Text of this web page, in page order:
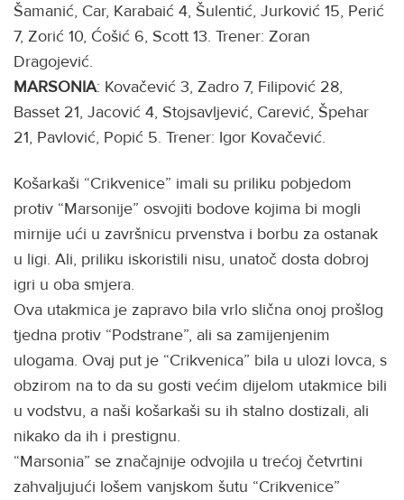
Šamanić, Car, Karabaić 4, Šulentić, Jurković 15, Perić
7, Zorić 10, Ćošić 6, Scott 13. Trener: Zoran
Dragojević.
MARSONIA: Kovačević 3, Zadro 7, Filipović 28,
Basset 21, Jacović 4, Stojsavljević, Carević, Špehar
21, Pavlović, Popić 5. Trener: Igor Kovačević.
Košarkaši “Crikvenice” imali su priliku pobjedom
protiv “Marsonije” osvojiti bodove kojima bi mogli
mirnije ući u završnicu prvenstva i borbu za ostanak
u ligi. Ali, priliku iskoristili nisu, unatoč dosta dobroj
igri u oba smjera.
Ova utakmica je zapravo bila vrlo slična onoj prošlog
tjedna protiv “Podstrane”, ali sa zamijenjenim
ulogama. Ovaj put je “Crikvenica” bila u ulozi lovca, s
obzirom na to da su gosti većim dijelom utakmice bili
u vodstvu, a naši košarkaši su ih stalno dostizali, ali
nikako da ih i prestignu.
“Marsonia” se značajnije odvojila u trećoj četvrtini
zahvaljujući lošem vanjskom šutu “Crikvenice”